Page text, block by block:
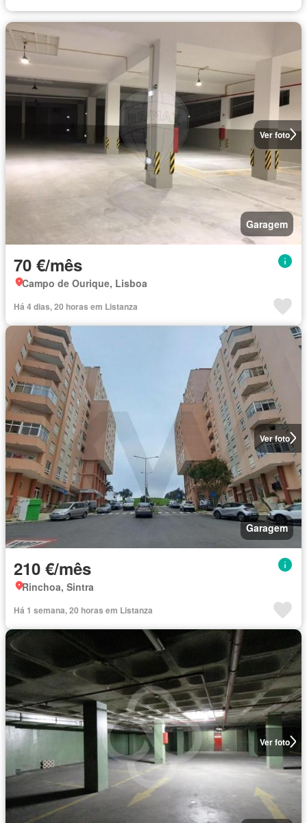
Ver foto
Garagem
70 €/mês
Campo de Ourique, Lisboa
Há 4 dias, 20 horas em Listanza
Ver foto
Garagem
210 €/mês
Rinchoa, Sintra
Há 1 semana, 20 horas em Listanza
Ver foto